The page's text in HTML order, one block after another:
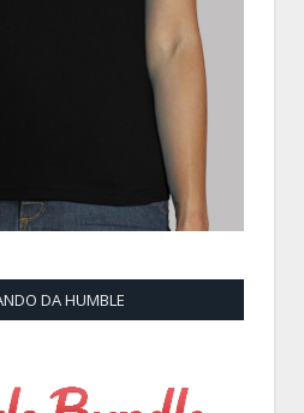
DA HUMBLE